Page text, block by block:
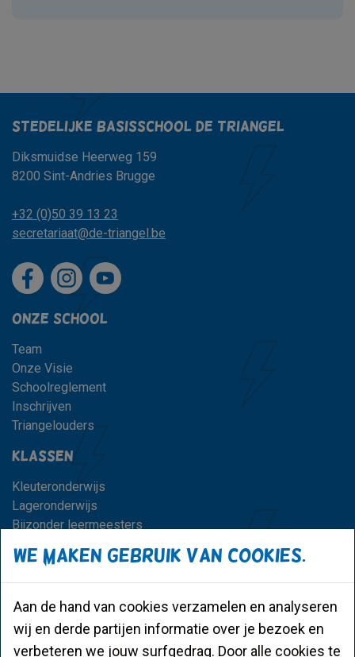
Stedelijke basisschool de triangel
Diksmuidse Heerweg 159
8200 Sint-Andries Brugge
+32 (0)50 39 13 23
secretariaat@de-triangel.be
Onze school
Team
Onze Visie
Schoolreglement
Inschrijven
Triangelouders
Klassen
Kleuteronderwijs
Lageronderwijs
Bijzonder leermeesters
Praktisch
Schooluren
Opvang voor en na school
Vakanties en vrije dagen
CLB en scholenkiezer
We maken gebruik van cookies.
Aan de hand van cookies verzamelen en analyseren
wij en derde partijen informatie over je bezoek en
verbeteren we jouw surfgedrag. Door alle cookies te